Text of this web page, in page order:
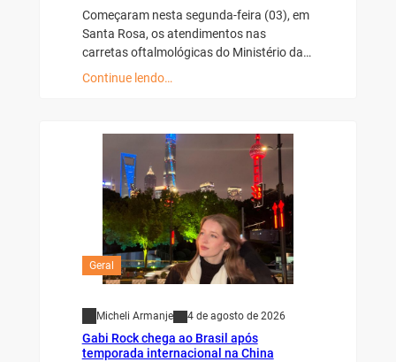
Começaram nesta segunda-feira (03), em
Santa Rosa, os atendimentos nas
carretas oftalmológicas do Ministério da…
Continue lendo…
Geral
Micheli Armanje 4 de agosto de 2026
Gabi Rock chega ao Brasil após
temporada internacional na China